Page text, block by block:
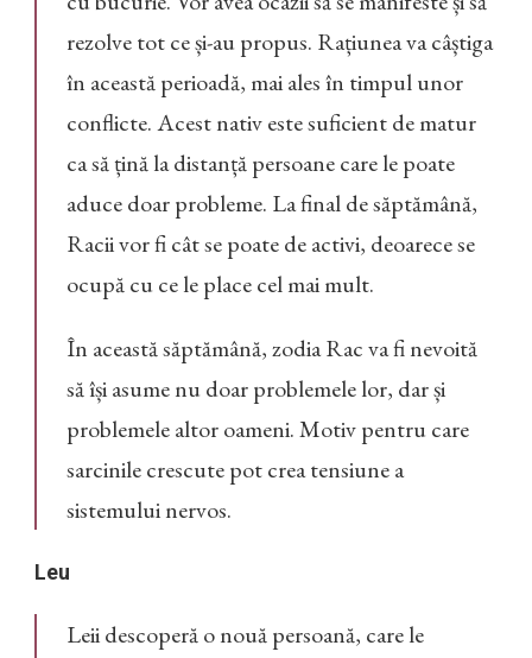
rezolve tot ce și-au propus. Rațiunea va câștiga
în această perioadă, mai ales în timpul unor
conflicte. Acest nativ este suficient de matur
ca să țină la distanță persoane care le poate
aduce doar probleme. La final de săptămână,
Racii vor fi cât se poate de activi, deoarece se
ocupă cu ce le place cel mai mult.
În această săptămână, zodia Rac va fi nevoită
să își asume nu doar problemele lor, dar și
problemele altor oameni. Motiv pentru care
sarcinile crescute pot crea tensiune a
sistemului nervos.
Leu
Leii descoperă o nouă persoană, care le